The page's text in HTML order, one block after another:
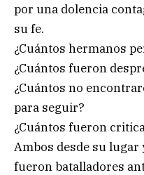
por una dolencia
su fe.
¿Cuántos hermanos
¿Cuántos fueron
¿Cuántos no
para seguir?
¿Cuántos fueron
Ambos desde su lugar
fueron batalladores